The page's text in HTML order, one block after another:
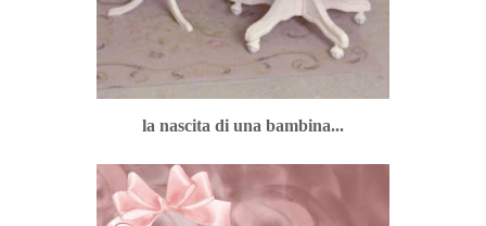
la nascita di una bambina...